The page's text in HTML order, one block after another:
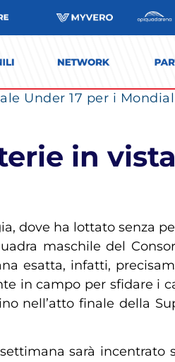
Under 17 per i
in
dove ha lottato senza
maschile del
esatta, infatti,
in campo per sfidare i
nell’atto finale della
sarà incentrato